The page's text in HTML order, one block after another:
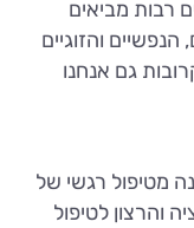
רבות מביאים
והזוגיים
גם אנחנו
מטיפול רגשי של
והרצון לטיפול